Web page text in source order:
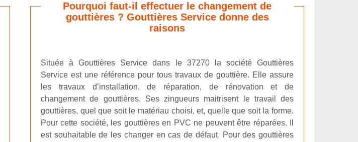
Pourquoi faut-il effectuer le changement de
gouttières ? Gouttières Service donne des
raisons
Située à Gouttières Service dans le 37270 la société Gouttières
Service est une référence pour tous travaux de gouttière. Elle assure
les travaux d’installation, de réparation, de rénovation et de
changement de gouttières. Ses zingueurs maitrisent le travail des
gouttières, quel que soit le matériau choisi, et, quelle que soit la forme.
Pour cette société, les gouttières en PVC ne peuvent être réparées. Il
est souhaitable de les changer en cas de défaut. Pour des gouttières